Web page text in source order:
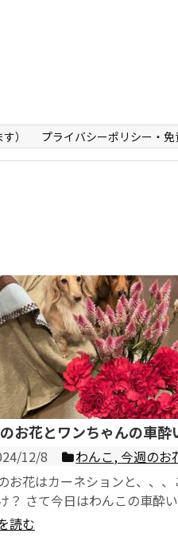
） プライバシーポリシー・
お花とワンちゃんの車酔
12/8 わんこ,今週のお
お花はカーネションと、、、
？ さて今日はわんこの車酔
住犬リリーは現在6歳。若い
読む